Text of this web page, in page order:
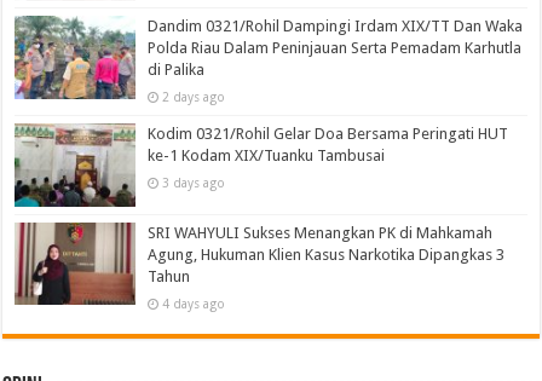
Dandim 0321/Rohil Dampingi Irdam XIX/TT Dan Waka
Polda Riau Dalam Peninjauan Serta Pemadam Karhutla
di Palika
2 days ago
Kodim 0321/Rohil Gelar Doa Bersama Peringati HUT
ke-1 Kodam XIX/Tuanku Tambusai
3 days ago
SRI WAHYULI Sukses Menangkan PK di Mahkamah
Agung, Hukuman Klien Kasus Narkotika Dipangkas 3
Tahun
4 days ago